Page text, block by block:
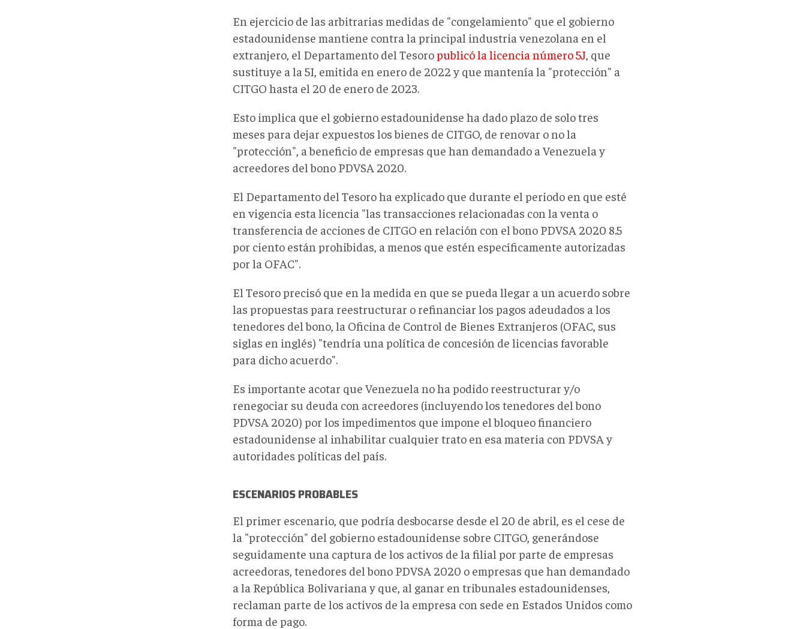
En ejercicio de las arbitrarias medidas de "congelamiento" que el gobierno
estadounidense mantiene contra la principal industria venezolana en el
extranjero, el Departamento del Tesoropublicó la licencia número 5J, que
sustituye a la 5I, emitida en enero de 2022 y que mantenía la "protección" a
CITGO hasta el 20 de enero de 2023.
Esto implica que el gobierno estadounidense ha dado plazo de solo tres
meses para dejar expuestos los bienes de CITGO, de renovar o no la
"protección", a beneficio de empresas que han demandado a Venezuela y
acreedores del bono PDVSA 2020.
El Departamento del Tesoro ha explicado que durante el periodo en que esté
en vigencia esta licencia "las transacciones relacionadas con la venta o
transferencia de acciones de CITGO en relación con el bono PDVSA 2020 8.5
por ciento están prohibidas, a menos que estén específicamente autorizadas
por la OFAC".
El Tesoro precisó que en la medida en que se pueda llegar a un acuerdo sobre
las propuestas para reestructurar o refinanciar los pagos adeudados a los
tenedores del bono, la Oficina de Control de Bienes Extranjeros (OFAC, sus
siglas en inglés) "tendría una política de concesión de licencias favorable
para dicho acuerdo".
Es importante acotar que Venezuela no ha podido reestructurar y/o
renegociar su deuda con acreedores (incluyendo los tenedores del bono
PDVSA 2020) por los impedimentos que impone el bloqueo financiero
estadounidense al inhabilitar cualquier trato en esa materia con PDVSA y
autoridades políticas del país.
ESCENARIOS PROBABLES
El primer escenario, que podría desbocarse desde el 20 de abril, es el cese de
la "protección" del gobierno estadounidense sobre CITGO, generándose
seguidamente una captura de los activos de la filial por parte de empresas
acreedoras, tenedores del bono PDVSA 2020 o empresas que han demandado
a la República Bolivariana y que, al ganar en tribunales estadounidenses,
reclaman parte de los activos de la empresa con sede en Estados Unidos como
forma de pago.